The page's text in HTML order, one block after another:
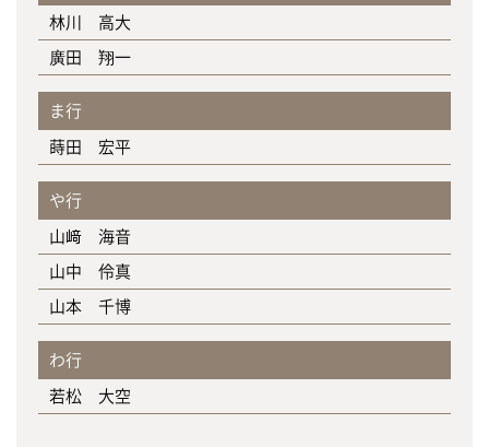
林川 高大
廣田 翔一
ま行
蒔田 宏平
や行
山﨑 海音
山中 伶真
山本 千博
わ行
若松 大空